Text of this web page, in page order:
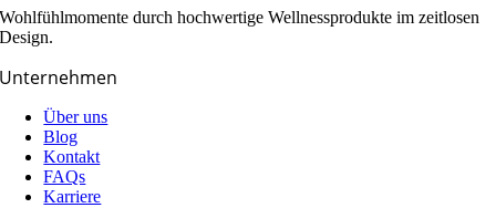
Wohlfühlmomente durch hochwertige Wellnessprodukte im zeitlosen
Design.
Unternehmen
Über uns
Blog
Kontakt
FAQs
Karriere